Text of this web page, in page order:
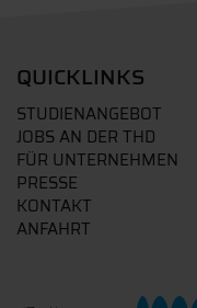
QUICKLINKS
STUDIENANGEBOT
JOBS AN DER THD
FÜR UNTERNEHMEN
PRESSE
KONTAKT
ANFAHRT